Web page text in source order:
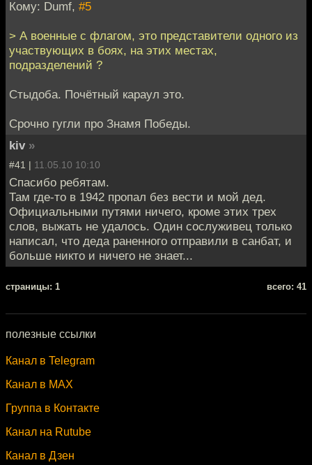
Кому: Dumf, #5
> А военные с флагом, это представители одного из
участвующих в боях, на этих местах,
подразделений ?
Стыдоба. Почётный караул это.
Срочно гугли про Знамя Победы.
kiv »
#41 | 11.05.10 10:10
Спасибо ребятам.
Там где-то в 1942 пропал без вести и мой дед.
Официальными путями ничего, кроме этих трех
слов, выжать не удалось. Один сослуживец только
написал, что деда раненного отправили в санбат, и
больше никто и ничего не знает...
cтраницы: 1 всего: 41
полезные ссылки
Канал в Telegram
Канал в MAX
Группа в Контакте
Канал на Rutube
Канал в Дзен